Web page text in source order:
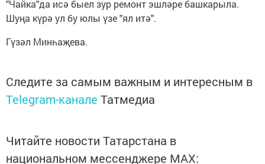
"Чайка"да исә быел зур ремонт эшләре башкарыла.
Шуңа күрә ул бу юлы үзе "ял итә".
Гүзәл Минһаҗева.
Следите за самым важным и интересным в
Telegram-канале Татмедиа
Читайте новости Татарстана в
национальном мессенджере MАХ: